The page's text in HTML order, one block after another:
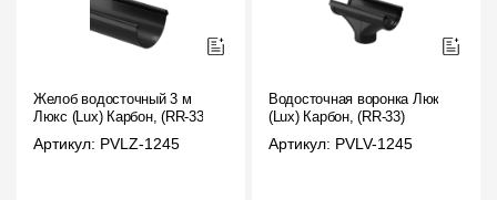
Желоб водосточный 3 м
Люкс (Lux) Карбон, (RR-33)
Артикул: PVLZ-1245
Водосточная воронка Люкс
(Lux) Карбон, (RR-33)
Артикул: PVLV-1245